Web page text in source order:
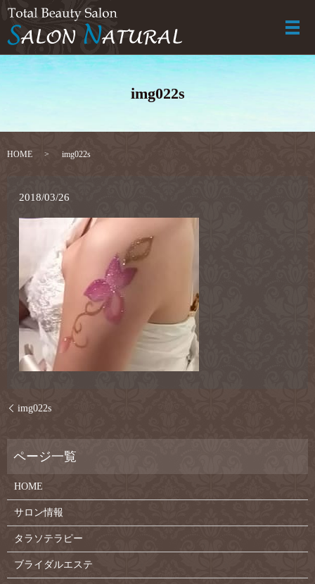
メ
img022s
HOME img022s
2018/03/26
img022s
HOME
サロン情報
タラソテラピー
ブライダルエステ